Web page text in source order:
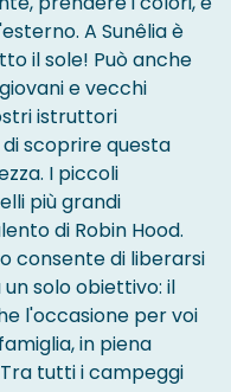
A Sunêlia è
il sole! Può anche
e vecchi
istruttori
scoprire questa
I piccoli
più grandi
di Robin Hood.
consente di liberarsi
solo obiettivo: il
l'occasione per voi
in piena
tutti i campeggi